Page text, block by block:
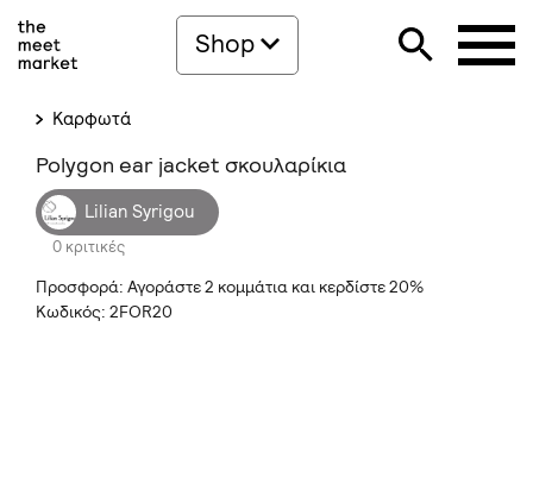
Shop
Καρφωτά
Polygon ear jacket σκουλαρίκια
Lilian Syrigou
0 κριτικές
Προσφορά: Αγοράστε 2 κομμάτια και κερδίστε 20%
Κωδικός: 2FOR20